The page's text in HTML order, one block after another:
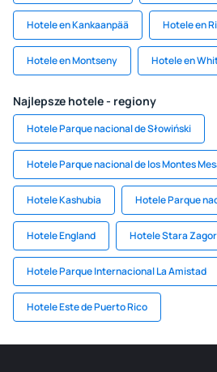
Hotele en Kankaanpää Hotele en
Hotele en Montseny Hotele en
Najlepsze hotele - regiony
Hotele Parque nacional de Słowiński
Hotele Parque nacional de los Montes
Hotele Kashubia Hotele Parque
Hotele England Hotele Stara
Hotele Parque Internacional La Amistad
Hotele Este de Puerto Rico